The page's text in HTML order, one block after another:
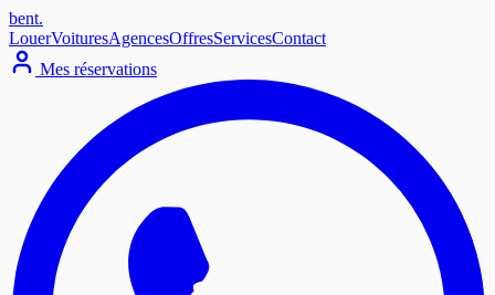
bent.
LouerVoituresAgencesOffresServicesContact
Mes réservations